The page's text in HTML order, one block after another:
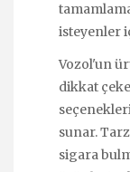
isteyenler
Vozol'un
dikkat
sunar.
sigara